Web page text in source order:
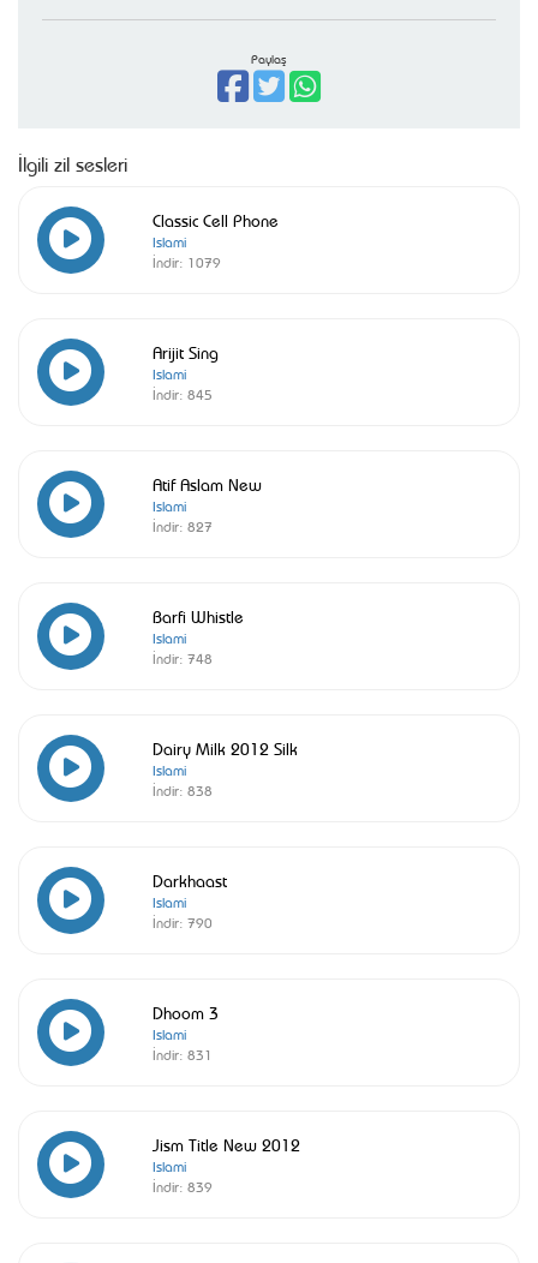
Paylaş
İlgili zil sesleri
Classic Cell Phone
Islami
İndir: 1079
Arijit Sing
Islami
İndir: 845
Atif Aslam New
Islami
İndir: 827
Barfi Whistle
Islami
İndir: 748
Dairy Milk 2012 Silk
Islami
İndir: 838
Darkhaast
Islami
İndir: 790
Dhoom 3
Islami
İndir: 831
Jism Title New 2012
Islami
İndir: 839